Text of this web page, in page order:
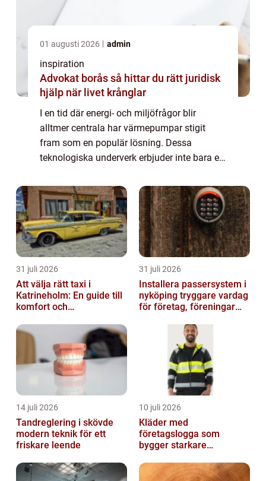
01 augusti 2026 admin
inspiration
Advokat borås så hittar du rätt juridisk
hjälp när livet krånglar
I en tid där energi- och miljöfrågor blir
alltmer centrala har värmepumpar stigit
fram som en populär lösning. Dessa
teknologiska underverk erbjuder inte bara ett
31 juli 2026
Att välja rätt taxi i
Katrineholm: En guide till
komfort och
31 juli 2026
Installera passersystem i
nyköping tryggare vardag
för företag, föreningar
14 juli 2026
Tandreglering i skövde
modern teknik för ett
friskare leende
10 juli 2026
Kläder med
företagslogga som
bygger starkare